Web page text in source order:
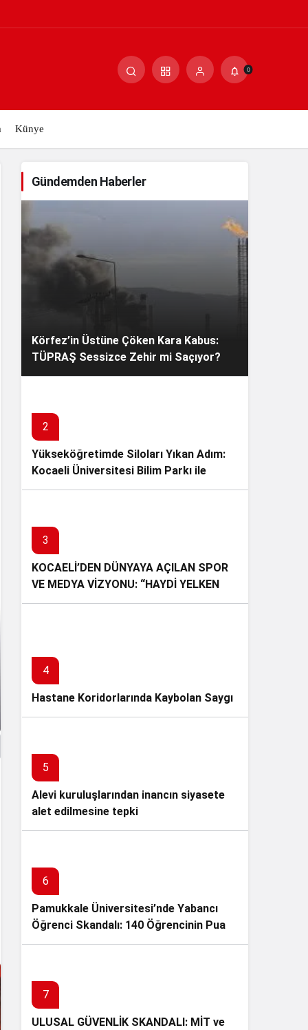
0
Künye
Gündemden Haberler
Körfez’in Üstüne Çöken Kara Kabus:
TÜPRAŞ Sessizce Zehir mi Saçıyor?
2
Yükseköğretimde Siloları Yıkan Adım:
Kocaeli Üniversitesi Bilim Parkı ile
Akademide Ezber Bozdu!
3
KOCAELİ’DEN DÜNYAYA AÇILAN SPOR
VE MEDYA VİZYONU: “HAYDİ YELKEN
BASIN!” İLK BASIN BULUŞMASINI
4
Hastane Koridorlarında Kaybolan Saygı
5
Alevi kuruluşlarından inancın siyasete
alet edilmesine tepki
6
Pamukkale Üniversitesi’nde Yabancı
Öğrenci Skandalı: 140 Öğrencinin Puanı
Değiştirilerek Tıp ve Diş Hekimliğine
7
ULUSAL GÜVENLİK SKANDALI: MİT ve